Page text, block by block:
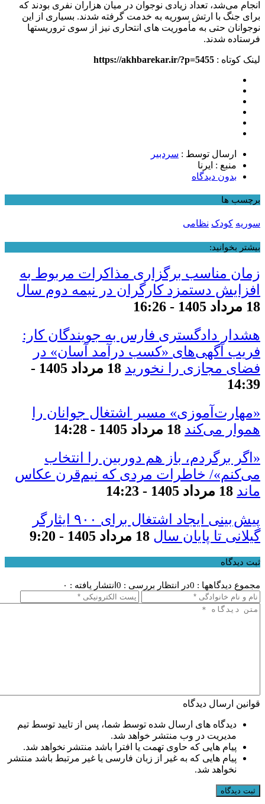
انجام می‌شد، تعداد زیادی نوجوان در میان هزاران نفری بودند که
برای جنگ با ارتش سوریه به خدمت گرفته شدند. بسیاری از این
نوجوانان حتی به مأموریت های انتحاری نیز از سوی تروریستها
فرستاده شدند.
لینک کوتاه : https://akhbarekar.ir/?p=5455
ارسال توسط : سردبیر
منبع : ایرنا
بدون دیدگاه
برچسب ها
سوریه کودک نظامی
بیشتر بخوانید:
زمان مناسب برگزاری مذاکرات مربوط به
افزایش دستمزد کارگران در نیمه دوم سال
18 مرداد 1405 - 16:26
هشدار دادگستری فارس به جویندگان کار:
فریب آگهی‌های «کسب درآمد آسان» در
فضای مجازی را نخورید
18 مرداد 1405 -
14:39
«مهارت‌آموزی» مسیر اشتغال جوانان را
هموار می‌کند 18 مرداد 1405 - 14:28
«اگر برگردم، باز هم دوربین را انتخاب
می‌کنم»/ خاطرات مردی که نیم‌قرن عکاس
ماند 18 مرداد 1405 - 14:23
پیش بینی ایجاد اشتغال برای ۹۰۰ ایثارگر
گیلانی تا پایان سال 18 مرداد 1405 - 9:20
ثبت دیدگاه
مجموع دیدگاهها : 0 در انتظار بررسی : 0 انتشار یافته : ۰
قوانین ارسال دیدگاه
دیدگاه های ارسال شده توسط شما، پس از تایید توسط تیم
مدیریت در وب منتشر خواهد شد.
پیام هایی که حاوی تهمت یا افترا باشد منتشر نخواهد شد.
پیام هایی که به غیر از زبان فارسی یا غیر مرتبط باشد منتشر
نخواهد شد.
ثبت دیدگاه